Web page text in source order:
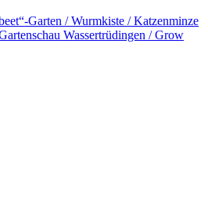
Garten /​ Wurmkiste /​ Katzenminze
Wassertrüdingen /​ Grow